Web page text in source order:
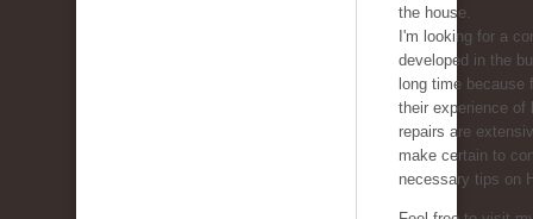
the house.
I'm looking for a
developed in the
long time because
their experience of
repairs are
make certain to
necessary tips on